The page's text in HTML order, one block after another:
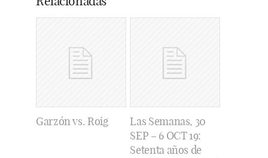
Garzón vs. Roig
Las Semanas, 30
SEP – 6 OCT 19:
Setenta años de